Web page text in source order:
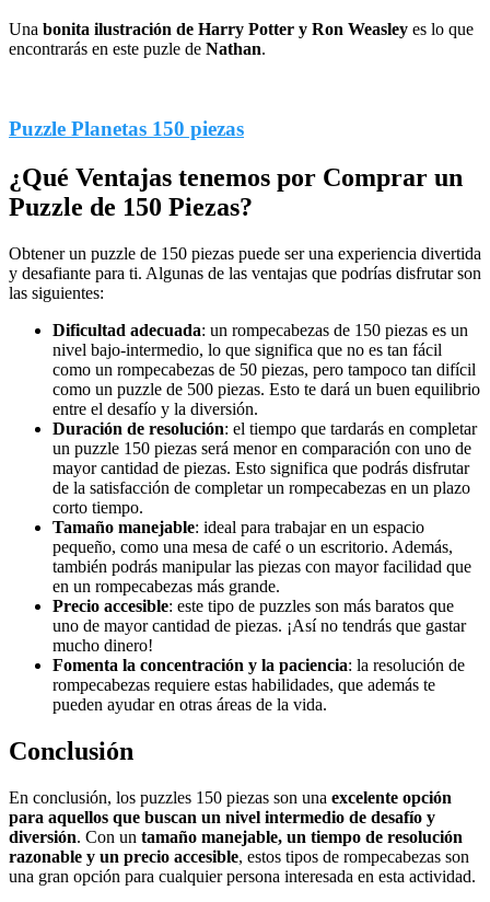
Una bonita ilustración de Harry Potter y Ron Weasley es lo que
encontrarás en este puzle de Nathan.
Puzzle Planetas 150 piezas
¿Qué Ventajas tenemos por Comprar un
Puzzle de 150 Piezas?
Obtener un puzzle de 150 piezas puede ser una experiencia divertida
y desafiante para ti. Algunas de las ventajas que podrías disfrutar son
las siguientes:
Dificultad adecuada: un rompecabezas de 150 piezas es un
nivel bajo-intermedio, lo que significa que no es tan fácil
como un rompecabezas de 50 piezas, pero tampoco tan difícil
como un puzzle de 500 piezas. Esto te dará un buen equilibrio
entre el desafío y la diversión.
Duración de resolución: el tiempo que tardarás en completar
un puzzle 150 piezas será menor en comparación con uno de
mayor cantidad de piezas. Esto significa que podrás disfrutar
de la satisfacción de completar un rompecabezas en un plazo
corto tiempo.
Tamaño manejable: ideal para trabajar en un espacio
pequeño, como una mesa de café o un escritorio. Además,
también podrás manipular las piezas con mayor facilidad que
en un rompecabezas más grande.
Precio accesible: este tipo de puzzles son más baratos que
uno de mayor cantidad de piezas. ¡Así no tendrás que gastar
mucho dinero!
Fomenta la concentración y la paciencia: la resolución de
rompecabezas requiere estas habilidades, que además te
pueden ayudar en otras áreas de la vida.
Conclusión
En conclusión, los puzzles 150 piezas son una excelente opción
para aquellos que buscan un nivel intermedio de desafío y
diversión. Con un tamaño manejable, un tiempo de resolución
razonable y un precio accesible, estos tipos de rompecabezas son
una gran opción para cualquier persona interesada en esta actividad.